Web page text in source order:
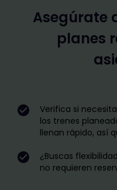
Asegúrate
planes
Verifica si
los trenes
llenan rápido, así
¿Buscas
no requieren